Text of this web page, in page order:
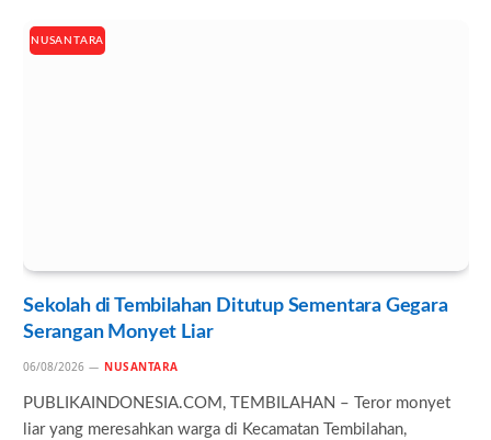
NUSANTARA
Sekolah di Tembilahan Ditutup Sementara Gegara
Serangan Monyet Liar
06/08/2026 NUSANTARA
PUBLIKAINDONESIA.COM, TEMBILAHAN – Teror monyet
liar yang meresahkan warga di Kecamatan Tembilahan,